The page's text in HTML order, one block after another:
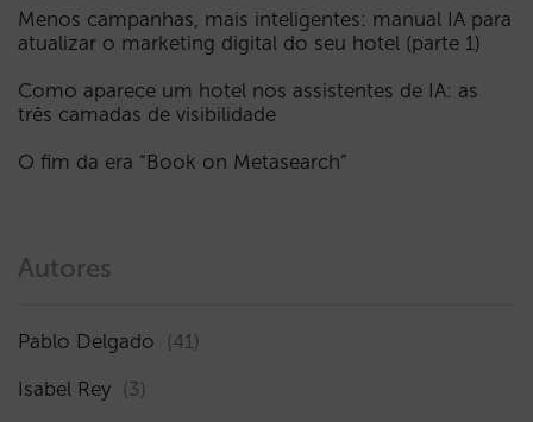
Menos campanhas, mais inteligentes: manual IA para
atualizar o marketing digital do seu hotel (parte 1)
Como aparece um hotel nos assistentes de IA: as
três camadas de visibilidade
O fim da era “Book on Metasearch”
Autores
Pablo Delgado (41)
Isabel Rey (3)